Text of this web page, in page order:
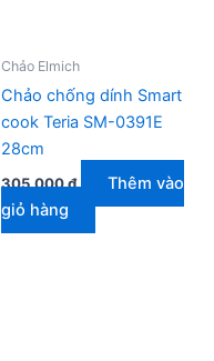
Chảo Elmich
Chảo chống dính Smart
cook Teria SM-0391E
28cm
305.000₫
Thêm vào
giỏ hàng